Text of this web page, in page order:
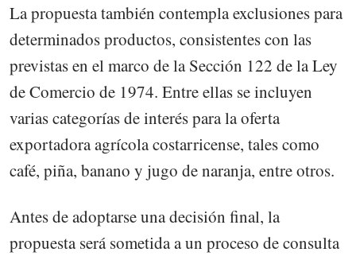
La propuesta también contempla exclusiones para
determinados productos, consistentes con las
previstas en el marco de la Sección 122 de la Ley
de Comercio de 1974. Entre ellas se incluyen
varias categorías de interés para la oferta
exportadora agrícola costarricense, tales como
café, piña, banano y jugo de naranja, entre otros.
Antes de adoptarse una decisión ﬁnal, la
propuesta será sometida a un proceso de consulta